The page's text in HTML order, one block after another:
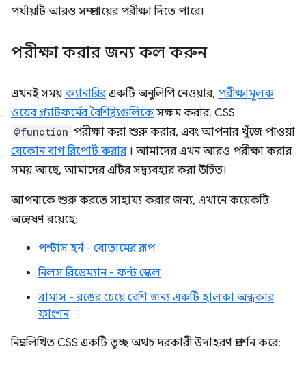
পর্যায়টি আরও সম্প্রদায়ের পরীক্ষা দিতে পারে।
পরীক্ষা করার জন্য কল করুন
এখনই সময় ক্যানারিরএকটি অনুলিপি নেওয়ার, পরীক্ষামূলক
ওয়েব প্ল্যাটফর্মের বৈশিষ্ট্যগুলিকেসক্ষম করার, CSS
@function পরীক্ষা করা শুরু করার, এবং আপনার খুঁজে পাওয়া
যেকোন বাগ রিপোর্ট করার। আমাদের এখন আরও পরীক্ষা করার
সময় আছে, আমাদের এটির সদ্ব্যবহার করা উচিত।
আপনাকে শুরু করতে সাহায্য করার জন্য, এখানে কয়েকটি
অন্বেষণ রয়েছে:
পন্টাস হর্ন - বোতামের রূপ
নিলস রিডেম্যান - ফন্ট স্কেল
ব্রামাস - রঙের চেয়ে বেশি জন্য একটি হালকা অন্ধকার
ফাংশন
নিম্নলিখিত CSS একটি তুচ্ছ অথচ দরকারী উদাহরণ প্রদর্শন করে: